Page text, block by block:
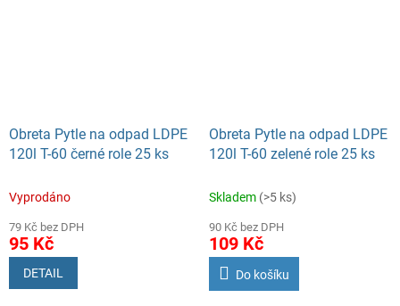
Obreta Pytle na odpad LDPE
120l T-60 černé role 25 ks
Vyprodáno
79 Kč bez DPH
95 Kč
DETAIL
Obreta Pytle na odpad LDPE
120l T-60 zelené role 25 ks
Skladem (>5 ks)
90 Kč bez DPH
109 Kč
Do košíku